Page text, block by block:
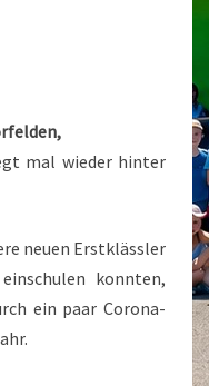
mal wieder hinter
neuen Erstklässler
konnten,
ein paar Corona-